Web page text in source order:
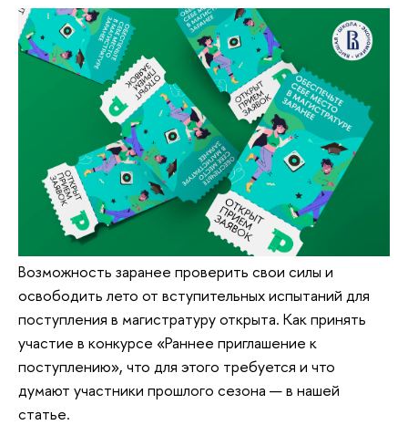
Возможность заранее проверить свои силы и
освободить лето от вступительных испытаний для
поступления в магистратуру открыта. Как принять
участие в конкурсе «Раннее приглашение к
поступлению», что для этого требуется и что
думают участники прошлого сезона — в нашей
статье.